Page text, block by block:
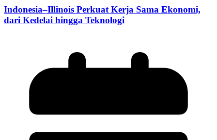
Indonesia–Illinois Perkuat Kerja Sama Ekonomi,
dari Kedelai hingga Teknologi